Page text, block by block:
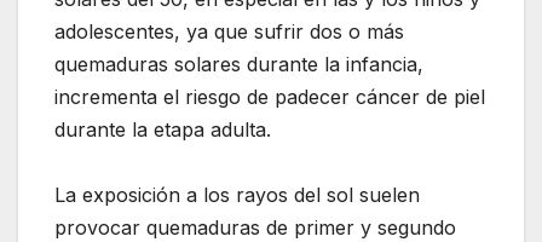
adolescentes, ya que sufrir dos o más
quemaduras solares durante la infancia,
incrementa el riesgo de padecer cáncer de piel
durante la etapa adulta.
La exposición a los rayos del sol suelen
provocar quemaduras de primer y segundo